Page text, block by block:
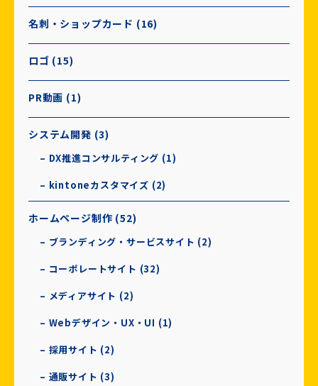
名刺・ショップカード (16)
ロゴ (15)
PR動画 (1)
システム開発 (3)
– DX推進コンサルティング (1)
– kintoneカスタマイズ (2)
ホームページ制作 (52)
– ブランディング・サービスサイト (2)
– コーポレートサイト (32)
– メディアサイト (2)
– Webデザイン・UX・UI (1)
– 採用サイト (2)
– 通販サイト (3)